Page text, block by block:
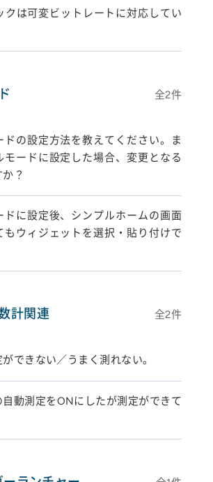
クは可変ビットレートに対応してい
全2件
ドの設定方法を教えてください。ま
モードに設定した場合、変更となる
？
ドに設定後、シンプルホームの画面
もウィジェットを選択・貼り付けで
計関連 全2件
できない／うまく測れない。
動測定をONにしたが測定ができて